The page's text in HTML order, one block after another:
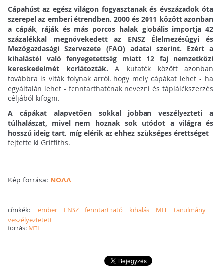
Cápahúst az egész világon fogyasztanak és évszázadok óta
szerepel az emberi étrendben. 2000 és 2011 között azonban
a cápák, ráják és más porcos halak globális importja 42
százalékkal megnövekedett az ENSZ Élelmezésügyi és
Mezőgazdasági Szervezete (FAO) adatai szerint. Ezért a
kihalástól való fenyegetettség miatt 12 faj nemzetközi
kereskedelmét korlátozták.A kutatók között azonban
továbbra is viták folynak arról, hogy mely cápákat lehet - ha
egyáltalán lehet - fenntarthatónak nevezni és táplálékszerzés
céljából kifogni.
A cápákat alapvetően sokkal jobban veszélyezteti a
túlhalászat, mivel nem hoznak sok utódot a világra és
hosszú ideig tart, míg elérik az ehhez szükséges érettséget-
fejtette ki Griffiths.
Kép forrása: NOAA
címkék: ember ENSZ fenntartható kihalás MIT
tanulmány
veszélyeztetett
forrás: MTI